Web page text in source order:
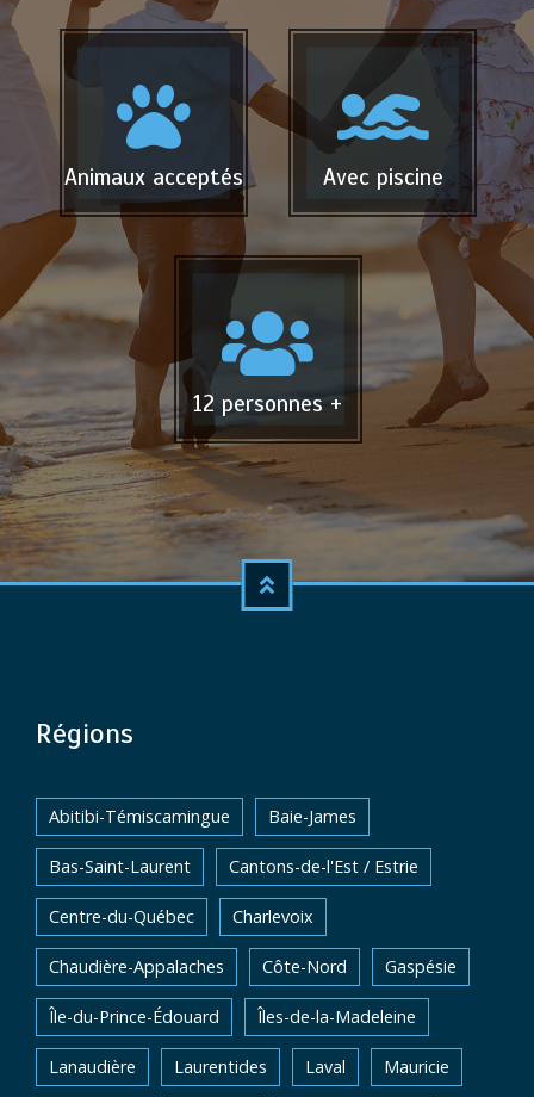
Animaux acceptés Avec piscine
12 personnes +
Régions
Abitibi-Témiscamingue Baie-James
Bas-Saint-Laurent Cantons-de-l'Est / Estrie
Centre-du-Québec Charlevoix
Chaudière-Appalaches Côte-Nord Gaspésie
Île-du-Prince-Édouard Îles-de-la-Madeleine
Lanaudière Laurentides Laval Mauricie